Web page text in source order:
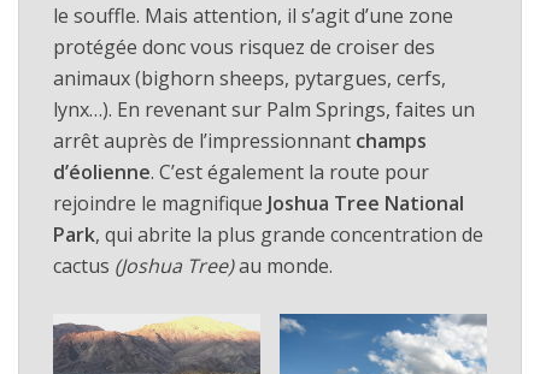
le souffle. Mais attention, il s’agit d’une zone
protégée donc vous risquez de croiser des
animaux (bighorn sheeps, pytargues, cerfs,
lynx…). En revenant sur Palm Springs, faites un
arrêt auprès de l’impressionnant champs
d’éolienne. C’est également la route pour
rejoindre le magnifique Joshua Tree National
Park, qui abrite la plus grande concentration de
cactus (Joshua Tree)au monde.